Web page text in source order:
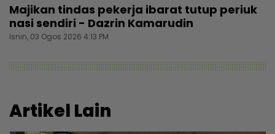
Majikan tindas pekerja ibarat tutup periuk
nasi sendiri - Dazrin Kamarudin
Isnin, 03 Ogos 2026 4:13 PM
Artikel Lain